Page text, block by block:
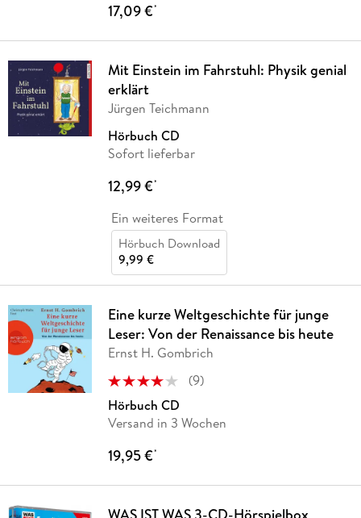
17,09 €*
Mit Einstein im Fahrstuhl: Physik genial
erklärt
Jürgen Teichmann
Hörbuch CD
Sofort lieferbar
12,99 €*
Ein weiteres Format
Hörbuch Download
9,99 €
Eine kurze Weltgeschichte für junge
Leser: Von der Renaissance bis heute
Ernst H. Gombrich
(9)
Hörbuch CD
Versand in 3 Wochen
19,95 €*